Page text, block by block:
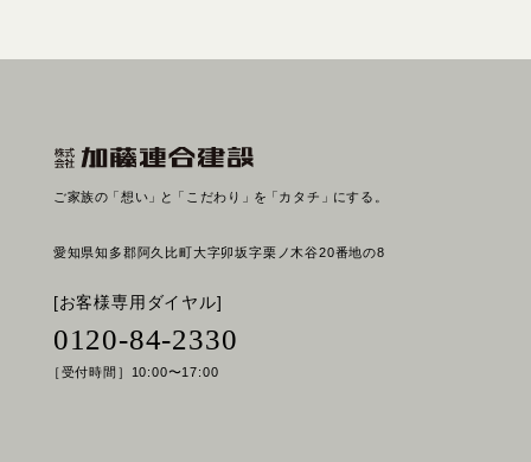
ご家族の「想い」と 「こだわり」を「カタチ」にする。
愛知県知多郡阿久比町大字卯坂字栗ノ木谷20番地の8
[お客様専用ダイヤル]
0120-84-2330
［受付時間］10:00〜17:00